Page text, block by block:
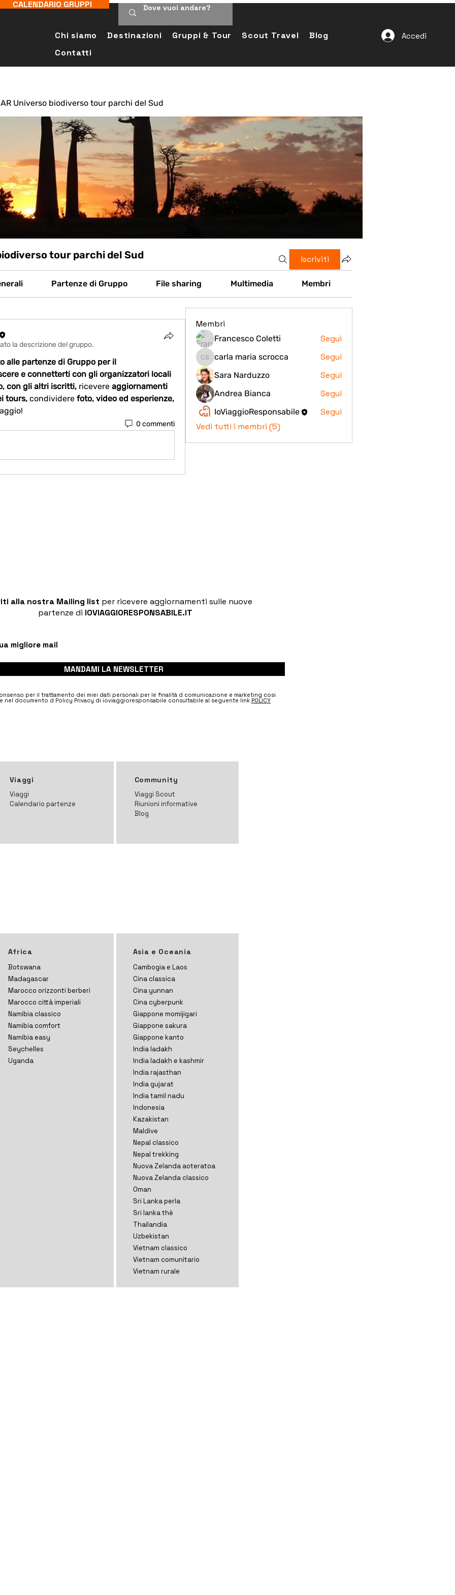
Chi siamo Destinazioni Gruppi & Tour Scout Travel
Blog
Contatti
Accedi
CALENDARIO GRUPPI
Universo biodiverso tour parchi del Sud
tour parchi del Sud Iscriviti
Partenze di Gruppo File sharing Multimedia Membri
la descrizione del gruppo.
alle partenze di Gruppo per il
con gli altri iscritti, ricevere aggiornamenti
tours, condividere
0 commenti
Membri
Francesco Coletti Segui
carla maria scrocca
carla maria scrocca Segui
Sara Narduzzo Segui
Andrea Bianca Segui
IoViaggioResponsabile
Segui
Vedi tutti i membri (5)
alla nostra Mailing list per ricevere aggiornamenti sulle nuove
partenze di IOVIAGGIORESPONSABILE.IT
MANDAMI LA NEWSLETTER
per il trattamento dei miei dati personali per le finalità d comunicazione e marketing cosi
nel documento d Policy Privacy di ioviaggioresponsabile consultabile al seguente link POLICY
Viaggi
Viaggi
Calendario partenze
Community
Viaggi Scout
Riunioni informative
Blog
Africa
Botswana
Madagascar
Marocco orizzonti berberi
Marocco città imperiali
Namibia classico
Namibia comfort
Namibia easy
Seychelles
Uganda
Asia e Oceania
Cambogia e Laos
Cina classica
Cina yunnan
Cina cyberpunk
Giappone momijigari
Giappone sakura
Giappone kanto
India ladakh
India ladakh e kashmir
India rajasthan
India gujarat
India tamil nadu
Indonesia
Kazakistan
Maldive
Nepal classico
Nepal trekking
Nuova Zelanda aoteratoa
Nuova Zelanda classico
Oman
Sri Lanka perla
Sri lanka thè
Thailandia
Uzbekistan
Vietnam classico
Vietnam comunitario
Vietnam rurale